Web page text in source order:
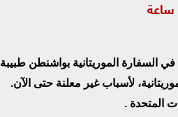
السفارة الموريتانية بواشنطن طبيبة
لأسباب غير معلنة حتى الآن.
المتحدة .